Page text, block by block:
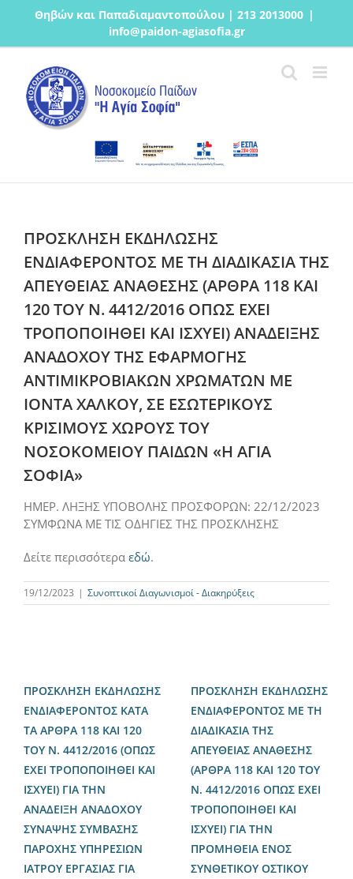
Μετάβαση
περιεχόμενο
Θηβών και Παπαδιαμαντοπούλου | 213 2013000 |
info@paidon-agiasofia.gr
ΠΡΟΣΚΛΗΣΗ ΕΚΔΗΛΩΣΗΣ
ΕΝΔΙΑΦΕΡΟΝΤΟΣ ΜΕ ΤΗ ΔΙΑΔΙΚΑΣΙΑ ΤΗΣ
ΑΠΕΥΘΕΙΑΣ ΑΝΑΘΕΣΗΣ (ΑΡΘΡΑ 118 ΚΑΙ
120 ΤΟΥ Ν. 4412/2016 ΟΠΩΣ ΕΧΕΙ
ΤΡΟΠΟΠΟΙΗΘΕΙ ΚΑΙ ΙΣΧΥΕΙ) ΑΝΑΔΕΙΞΗΣ
ΑΝΑΔΟΧΟΥ ΤΗΣ ΕΦΑΡΜΟΓΗΣ
ΑΝΤΙΜΙΚΡΟΒΙΑΚΩΝ ΧΡΩΜΑΤΩΝ ΜΕ
ΙΟΝΤΑ ΧΑΛΚΟΥ, ΣΕ ΕΣΩΤΕΡΙΚΟΥΣ
ΚΡΙΣΙΜΟΥΣ ΧΩΡΟΥΣ ΤΟΥ
ΝΟΣΟΚΟΜΕΙΟΥ ΠΑΙΔΩΝ «Η ΑΓΙΑ
ΣΟΦΙΑ»
ΗΜΕΡ. ΛΗΞΗΣ ΥΠΟΒΟΛΗΣ ΠΡΟΣΦΟΡΩΝ: 22/12/2023
ΣΥΜΦΩΝΑ ΜΕ ΤΙΣ ΟΔΗΓΙΕΣ ΤΗΣ ΠΡΟΣΚΛΗΣΗΣ
Δείτε περισσότερα εδώ.
19/12/2023 | Συνοπτικοί Διαγωνισμοί - Διακηρύξεις
ΠΡΟΣΚΛΗΣΗ ΕΚΔΗΛΩΣΗΣ
ΕΝΔΙΑΦΕΡΟΝΤΟΣ ΚΑΤΑ
ΤΑ ΑΡΘΡΑ 118 ΚΑΙ 120
ΤΟΥ Ν. 4412/2016 (ΟΠΩΣ
ΕΧΕΙ ΤΡΟΠΟΠΟΙΗΘΕΙ ΚΑΙ
ΙΣΧΥΕΙ) ΓΙΑ ΤΗΝ
ΑΝΑΔΕΙΞΗ ΑΝΑΔΟΧΟΥ
ΣΥΝΑΨΗΣ ΣΥΜΒΑΣΗΣ
ΠΑΡΟΧΗΣ ΥΠΗΡΕΣΙΩΝ
ΙΑΤΡΟΥ ΕΡΓΑΣΙΑΣ ΓΙΑ
ΠΡΟΣΚΛΗΣΗ ΕΚΔΗΛΩΣΗΣ
ΕΝΔΙΑΦΕΡΟΝΤΟΣ ΜΕ ΤΗ
ΔΙΑΔΙΚΑΣΙΑ ΤΗΣ
ΑΠΕΥΘΕΙΑΣ ΑΝΑΘΕΣΗΣ
(ΑΡΘΡΑ 118 ΚΑΙ 120 ΤΟΥ
Ν. 4412/2016 ΟΠΩΣ ΕΧΕΙ
ΤΡΟΠΟΠΟΙΗΘΕΙ ΚΑΙ
ΙΣΧΥΕΙ) ΓΙΑ ΤΗΝ
ΠΡΟΜΗΘΕΙΑ ΕΝΟΣ
ΣΥΝΘΕΤΙΚΟΥ ΟΣΤΙΚΟΥ